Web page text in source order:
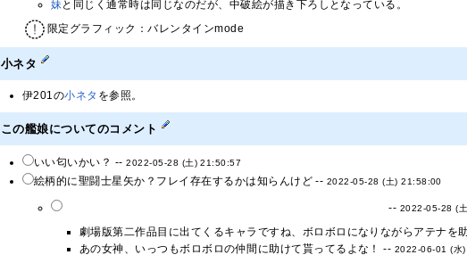
妹 と同じく通常時は同じなのだが、中破絵が描き下ろしとなっている。
限定グラフィック：バレンタインmode
小ネタ
伊201の小ネタ を参照。
この艦娘についてのコメント
いい匂いかい？ --2022-05-28 (土) 21:50:57
絵柄的に聖闘士星矢か？フレイ存在するかは知らんけど -- 2022-05-28 (土) 21:58:00
-- 2022-05-28 (
劇場版第二作品目に出てくるキャラですね、ボロボロになりながらアテナを
あの女神、いっつもボロボロの仲間に助けて貰ってるよな！ -- 2022-06-01 (水